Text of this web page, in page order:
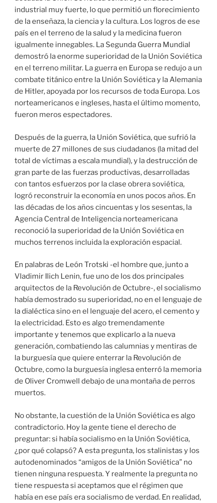
industrial muy fuerte, lo que permitió un florecimiento
de la enseñaza, la ciencia y la cultura. Los logros de ese
país en el terreno de la salud y la medicina fueron
igualmente innegables. La Segunda Guerra Mundial
demostró la enorme superioridad de la Unión Soviética
en el terreno militar. La guerra en Europa se redujo a un
combate titánico entre la Unión Soviética y la Alemania
de Hitler, apoyada por los recursos de toda Europa. Los
norteamericanos e ingleses, hasta el último momento,
fueron meros espectadores.
Después de la guerra, la Unión Soviética, que sufrió la
muerte de 27 millones de sus ciudadanos (la mitad del
total de víctimas a escala mundial), y la destrucción de
gran parte de las fuerzas productivas, desarrolladas
con tantos esfuerzos por la clase obrera soviética,
logró reconstruir la economía en unos pocos años. En
las décadas de los años cincuentas y los sesentas, la
Agencia Central de Inteligencia norteamericana
reconoció la superioridad de la Unión Soviética en
muchos terrenos incluida la exploración espacial.
En palabras de León Trotski -el hombre que, junto a
Vladimir Ilich Lenin, fue uno de los dos principales
arquitectos de la Revolución de Octubre-, el socialismo
había demostrado su superioridad, no en el lenguaje de
la dialéctica sino en el lenguaje del acero, el cemento y
la electricidad. Esto es algo tremendamente
importante y tenemos que explicarlo a la nueva
generación, combatiendo las calumnias y mentiras de
la burguesía que quiere enterrar la Revolución de
Octubre, como la burguesía inglesa enterró la memoria
de Oliver Cromwell debajo de una montaña de perros
muertos.
No obstante, la cuestión de la Unión Soviética es algo
contradictorio. Hoy la gente tiene el derecho de
preguntar: si había socialismo en la Unión Soviética,
¿por qué colapsó? A esta pregunta, los stalinistas y los
autodenominados “amigos de la Unión Soviética” no
tienen ninguna respuesta. Y realmente la pregunta no
tiene respuesta si aceptamos que el régimen que
había en ese país era socialismo de verdad. En realidad,